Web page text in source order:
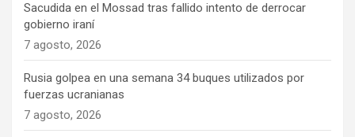
Sacudida en el Mossad tras fallido intento de derrocar
gobierno iraní
7 agosto, 2026
Rusia golpea en una semana 34 buques utilizados por
fuerzas ucranianas
7 agosto, 2026